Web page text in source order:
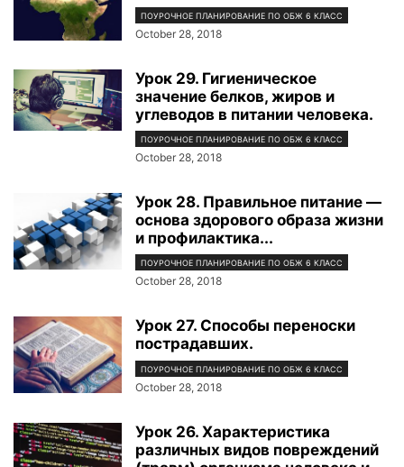
ПОУРОЧНОЕ ПЛАНИРОВАНИЕ ПО ОБЖ 6 КЛАСС
October 28, 2018
Урок 29. Гигиеническое
значение белков, жиров и
углеводов в питании человека.
ПОУРОЧНОЕ ПЛАНИРОВАНИЕ ПО ОБЖ 6 КЛАСС
October 28, 2018
Урок 28. Правильное питание —
основа здорового образа жизни
и профилактика...
ПОУРОЧНОЕ ПЛАНИРОВАНИЕ ПО ОБЖ 6 КЛАСС
October 28, 2018
Урок 27. Способы переноски
пострадавших.
ПОУРОЧНОЕ ПЛАНИРОВАНИЕ ПО ОБЖ 6 КЛАСС
October 28, 2018
Урок 26. Характеристика
различных видов повреждений